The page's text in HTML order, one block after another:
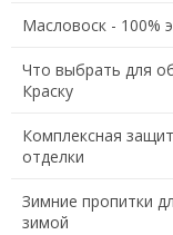
Масловоск - 100%
Что выбрать для
Краску
Комплексная
отделки
Зимние пропитки
зимой